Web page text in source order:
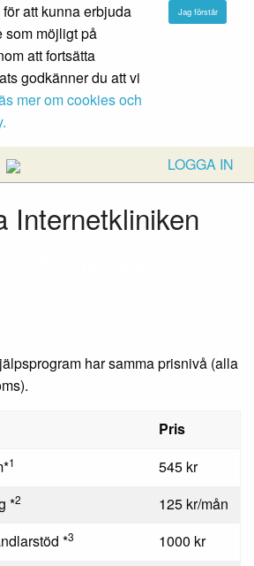
att kunna erbjuda
som möjligt på
att fortsätta
godkänner du att vi
mer om cookies och
LOGGA IN
Internetkliniken
har samma prisnivå (alla
Pris
1
545 kr
*2
125 kr/mån
*3
1000 kr